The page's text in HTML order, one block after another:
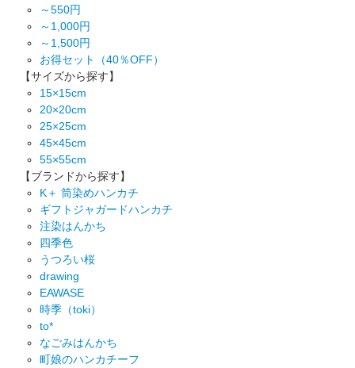
～550円
～1,000円
～1,500円
お得セット（40％OFF）
【サイズから探す】
15×15cm
20×20cm
25×25cm
45×45cm
55×55cm
【ブランドから探す】
K＋ 筒染めハンカチ
ギフトジャガードハンカチ
注染はんかち
四季色
うつろい桜
drawing
EAWASE
時季（toki）
to*
なごみはんかち
町娘のハンカチーフ